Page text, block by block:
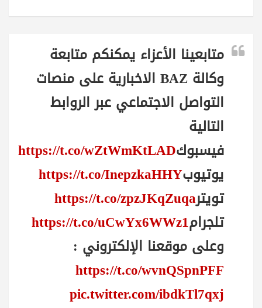
متابعينا الأعزاء يمكنكم متابعة
وكالة BAZ الاخبارية على منصات
التواصل الاجتماعي عبر الروابط
التالية
فيسبوكhttps://t.co/wZtWmKtLAD
يوتيوبhttps://t.co/InepzkaHHY
تويترhttps://t.co/zpzJKqZuqa
تلجرامhttps://t.co/uCwYx6WWz1
وعلى موقعنا الإلكتروني :
https://t.co/wvnQSpnPFF
pic.twitter.com/ibdkTl7qxj